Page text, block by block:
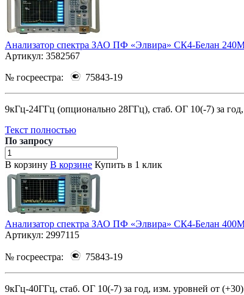
Анализатор спектра ЗАО ПФ «Элвира» СК4-Белан
Артикул: 3582567
№ госреестра: 75843-19
9кГц-24ГГц (опционально 28ГГц), стаб. ОГ 10(-7) за
Текст полностью
По запросу
В корзину В корзине Купить в 1 клик
Анализатор спектра ЗАО ПФ «Элвира» СК4-Белан
Артикул: 2997115
№ госреестра: 75843-19
9кГц-40ГГц, стаб. ОГ 10(-7) за год, изм. уровней от